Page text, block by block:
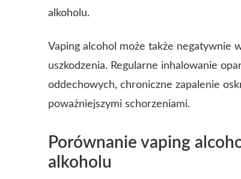
alkoholu.
Vaping alcohol może także negatywnie
uszkodzenia. Regularne inhalowanie
oddechowych, chroniczne zapalenie
poważniejszymi schorzeniami.
Porównanie vaping
alkoholu